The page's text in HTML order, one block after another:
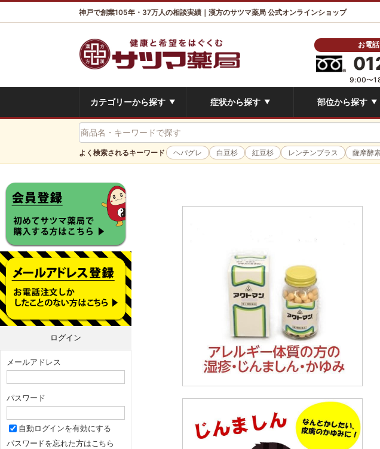
神戸で創業105年・37万人の相談実績｜漢方のサツマ薬局 公式オンラインショップ
お電
9:00〜
カテゴリーから探す ▼ 症状から探す ▼ 部位から探す ▼
よく検索されるキーワード ヘパグレ 白豆杉 紅豆杉 レンチンプラス 薩摩酵
ログイン
メールアドレス
パスワード
自動ログインを有効にする
パスワードを忘れた方はこちら